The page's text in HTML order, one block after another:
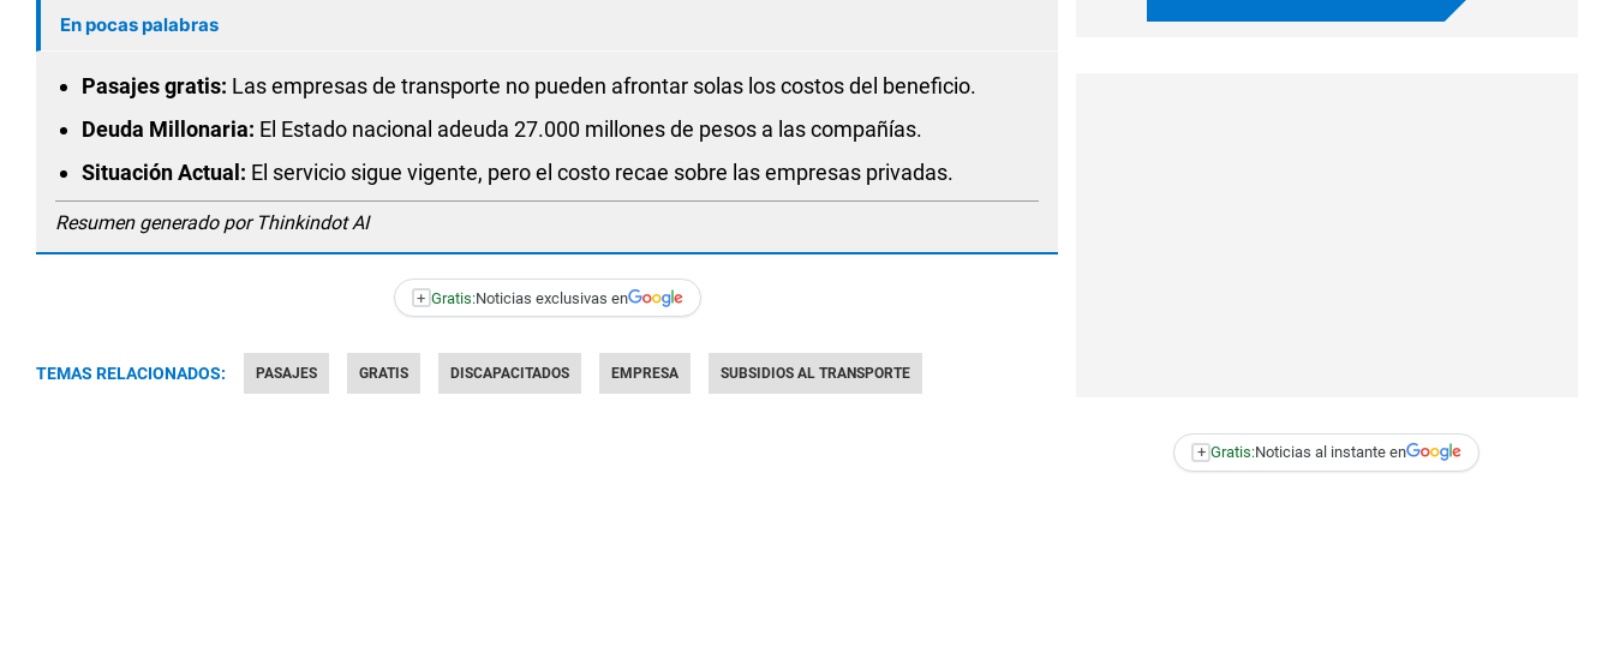
En pocas palabras
Pasajes gratis: Las empresas de transporte no pueden afrontar solas los costos del beneficio.
Deuda Millonaria: El Estado nacional adeuda 27.000 millones de pesos a las compañías.
Situación Actual: El servicio sigue vigente, pero el costo recae sobre las empresas privadas.
Resumen generado por Thinkindot AI
+ Gratis:Noticias exclusivas en
TEMAS RELACIONADOS: PASAJES GRATIS DISCAPACITADOS EMPRESA SUBSIDIOS AL TRANSPORTE
+ Gratis:Noticias al instante en